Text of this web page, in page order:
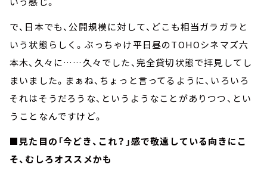
で、日本でも、公開規模に対して、どこも相当ガラガラと
いう状態らしく。ぶっちゃけ平日昼のTOHOシネマズ六
本木、久々に……久々でした、完全貸切状態で拝見してし
まいました。まぁね、ちょっと言ってるように、いろいろ
それはそうだろうな、というようなことがありつつ、とい
うことなんですけど。
■見た目の「今どき、これ？」感で敬遠している向きにこ
そ、むしろオススメかも